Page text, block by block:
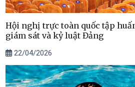
Hội nghị trực toàn quốc tập
giám sát và kỷ luật Đảng
22/04/2026